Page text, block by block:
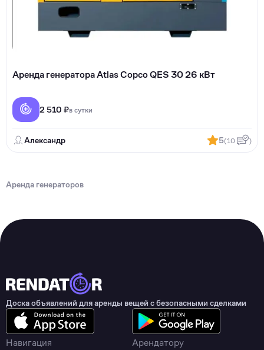
Аренда генератора Atlas Copco QES 30 26 кВт
2 510 ₽в сутки
Александр 5(10 )
Аренда генераторов
Доска объявлений для аренды вещей с безопасными сделками
Навигация Арендатору